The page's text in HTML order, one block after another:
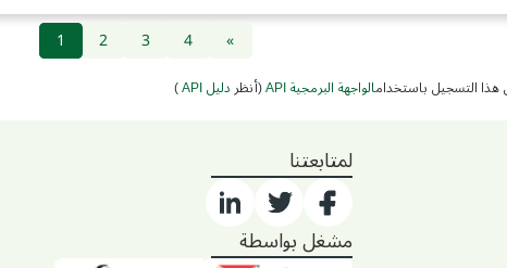
1 2 3 4 »
التسجيل باستخدامالواجهة البرمجية API (أنظردليل API )
لمتابعتنا
مشغل بواسطة